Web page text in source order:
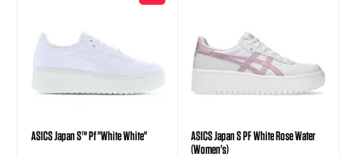
ASICS Japan S™ Pf "White White"
ASICS Japan S PF White Rose Water
(Women's)